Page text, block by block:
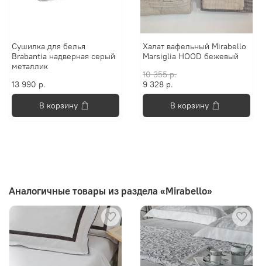
Сушилка для белья
Brabantia надверная серый
металлик
13 990 р.
В корзину
Халат вафельный Mirabello
Marsiglia HOOD бежевый
10 355 р.
9 328 р.
В корзину
Аналогичные товары из раздела «Mirabello»